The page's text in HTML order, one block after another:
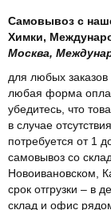
Самовывоз с
Химки,
Москва,
для любых заказов
любая форма
убедитесь, что
в случае
потребуется от 1
самовывоз со
Новоивановском,
срок отгрузки – в
склад и офис